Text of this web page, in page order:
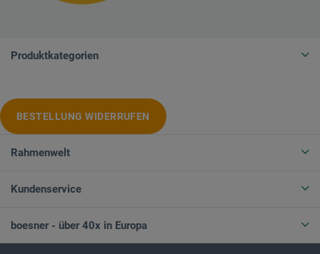
Produktkategorien
BESTELLUNG WIDERRUFEN
Rahmenwelt
Kundenservice
boesner - über 40x in Europa